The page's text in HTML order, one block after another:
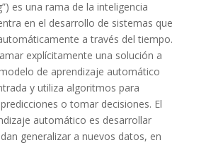
es una rama de la inteligencia
en el desarrollo de sistemas que
a través del tiempo.
explícitamente una solución a
de aprendizaje automático
y utiliza algoritmos para
o tomar decisiones. El
automático es desarrollar
generalizar a nuevos datos, en